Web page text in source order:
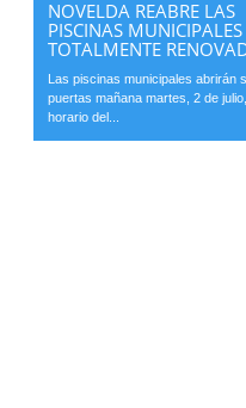
NOVELDA REABRE LAS
PISCINAS MUNICIPALES
TOTALMENTE
Las piscinas municipales abrirán
puertas mañana martes, 2 de
horario del...